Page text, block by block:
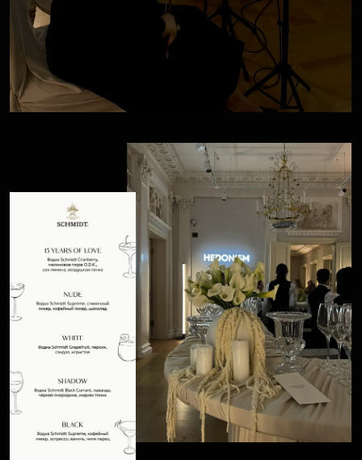
Важным оказалось все: форма сердца, цвет,
фактура и его история. Француженки когда-то
сердца, а первое упоминание о нёшателе было
Этот элемент хотелось выделить (более того,
нёшатель своей формой повторяет важный для
бренда символ) и отвести ему особенное место —
винтажные деревянные подсвечники стали
подставками для сыра.